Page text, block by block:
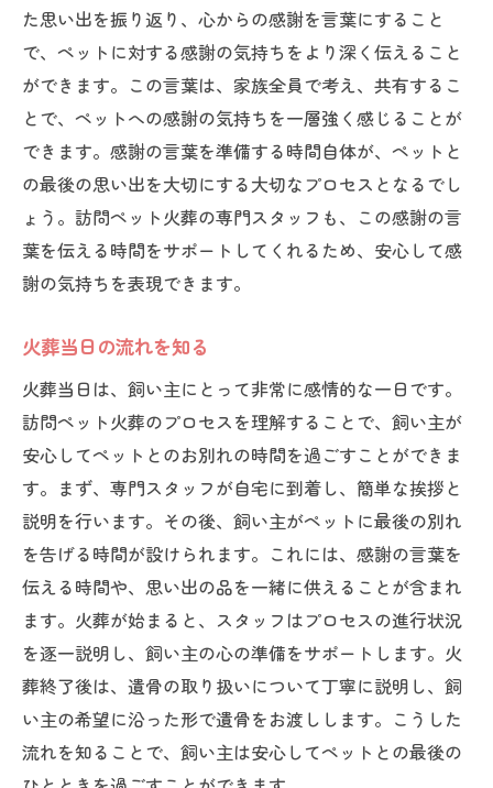
た思い出を振り返り、心からの感謝を言葉にすること
で、ペットに対する感謝の気持ちをより深く伝えること
ができます。この言葉は、家族全員で考え、共有するこ
とで、ペットへの感謝の気持ちを一層強く感じることが
できます。感謝の言葉を準備する時間自体が、ペットと
の最後の思い出を大切にする大切なプロセスとなるでし
ょう。訪問ペット火葬の専門スタッフも、この感謝の言
葉を伝える時間をサポートしてくれるため、安心して感
謝の気持ちを表現できます。
火葬当日の流れを知る
火葬当日は、飼い主にとって非常に感情的な一日です。
訪問ペット火葬のプロセスを理解することで、飼い主が
安心してペットとのお別れの時間を過ごすことができま
す。まず、専門スタッフが自宅に到着し、簡単な挨拶と
説明を行います。その後、飼い主がペットに最後の別れ
を告げる時間が設けられます。これには、感謝の言葉を
伝える時間や、思い出の品を一緒に供えることが含まれ
ます。火葬が始まると、スタッフはプロセスの進行状況
を逐一説明し、飼い主の心の準備をサポートします。火
葬終了後は、遺骨の取り扱いについて丁寧に説明し、飼
い主の希望に沿った形で遺骨をお渡しします。こうした
流れを知ることで、飼い主は安心してペットとの最後の